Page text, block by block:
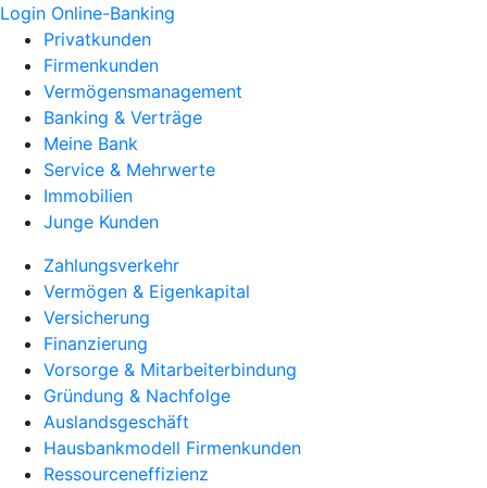
Login Online-Banking
Privatkunden
Firmenkunden
Vermögensmanagement
Banking & Verträge
Meine Bank
Service & Mehrwerte
Immobilien
Junge Kunden
Zahlungsverkehr
Vermögen & Eigenkapital
Versicherung
Finanzierung
Vorsorge & Mitarbeiterbindung
Gründung & Nachfolge
Auslandsgeschäft
Hausbankmodell Firmenkunden
Ressourceneffizienz